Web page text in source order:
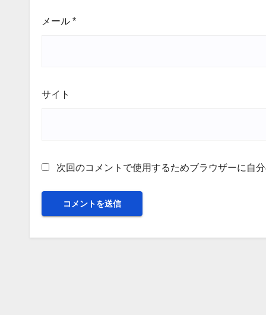
メール *
サイト
次回のコメントで使用するためブラウザーに自